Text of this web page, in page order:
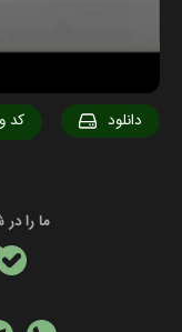
کد دانلود
ما را